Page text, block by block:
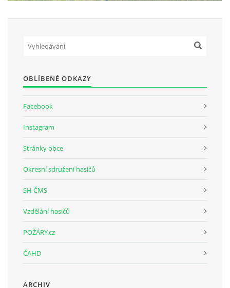
OBLÍBENÉ ODKAZY
Facebook
Instagram
Stránky obce
Okresní sdružení hasičů
SH ČMS
Vzdělání hasičů
POŽÁRY.cz
ČAHD
ARCHIV